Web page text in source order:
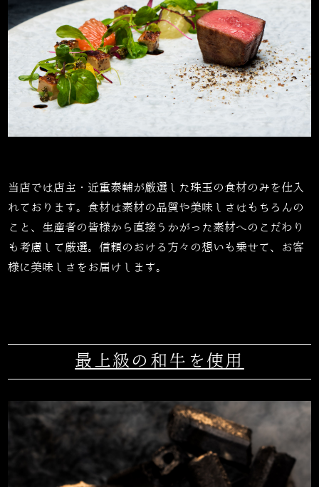
当店では店主・近重泰輔が厳選した珠玉の食材のみを仕入
れております。食材は素材の品質や美味しさはもちろんの
こと、生産者の皆様から直接うかがった素材へのこだわり
も考慮して厳選。信頼のおける方々の想いも乗せて、お客
様に美味しさをお届けします。
最上級の和牛を使用